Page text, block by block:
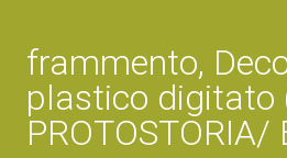
frammento,
plastico digitato